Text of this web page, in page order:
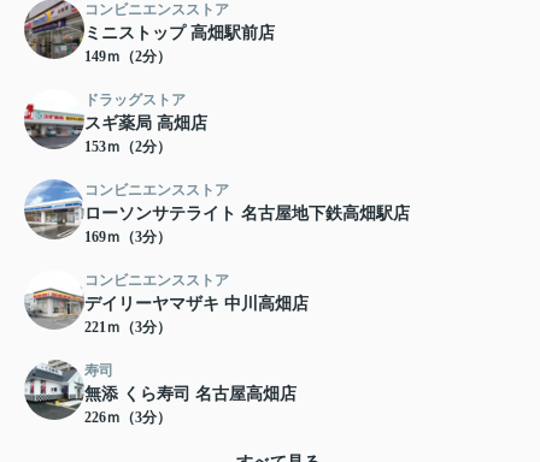
コンビニエンスストア
ミニストップ 高畑駅前店
149ｍ（2分）
ドラッグストア
スギ薬局 高畑店
153ｍ（2分）
コンビニエンスストア
ローソンサテライト 名古屋地下鉄高畑駅店
169ｍ（3分）
コンビニエンスストア
デイリーヤマザキ 中川高畑店
221ｍ（3分）
寿司
無添 くら寿司 名古屋高畑店
226ｍ（3分）